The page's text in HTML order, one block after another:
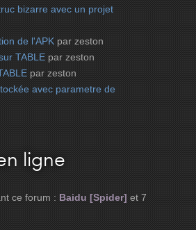
bizarre avec un projet
de l'APK par zeston
TABLE par zeston
par zeston
avec parametre de
ligne
ce forum : Baidu [Spider] et 7